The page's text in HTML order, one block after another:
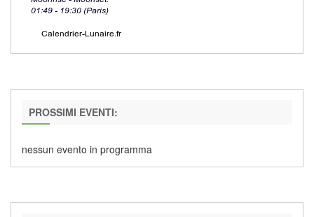
PROSSIMI EVENTI:
nessun evento in programma